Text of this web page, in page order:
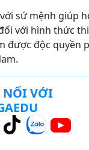
sứ mệnh giúp
với hình thức
được độc quyền
NỐI VỚI